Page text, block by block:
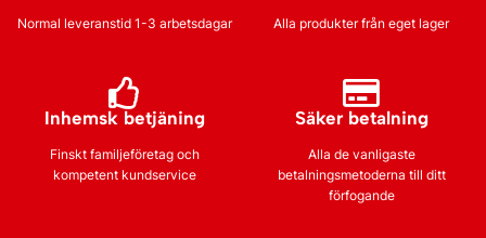
Normal leveranstid 1-3 arbetsdagar Alla produkter från eget lager
Inhemsk betjäning
Finskt familjeföretag och
kompetent kundservice
Säker betalning
Alla de vanligaste
betalningsmetoderna till ditt
förfogande